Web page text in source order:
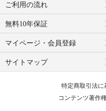
ご利用の流れ
無料10年保証
マイページ・会員登録
サイトマップ
特定商取引法に
コンテンツ著作